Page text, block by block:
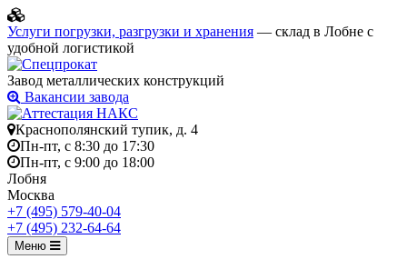
Услуги погрузки, разгрузки и хранения — склад в Лобне с
удобной логистикой
Завод металлических конструкций
Вакансии завода
Краснополянский тупик, д. 4
Пн-пт, с 8:30 до 17:30
Пн-пт, с 9:00 до 18:00
Лобня
Москва
+7 (495) 579-40-04
+7 (495) 232-64-64
Меню